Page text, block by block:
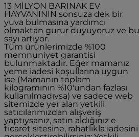
13 MİLYON BARINAK EV
HAYVANININ sonsuza dek bir
yuva bulmasına yardımcı
olmaktan gurur duyuyoruz ve bu
sayı artıyor.
Tüm ürünlerimizde %100
memnuniyet garantisi
bulunmaktadır. Eğer mamanız
yeme iadesi koşullarına uygun
ise (Mamanın toplam
kilogramının %10'undan fazlası
kullanılmadıysa) ve sadece web
sitemizde yer alan yetkili
satıcılarımızdan alışveriş
yaptıysanız, satın aldığınız e
ticaret sitesine, rahatlıkla iadesini